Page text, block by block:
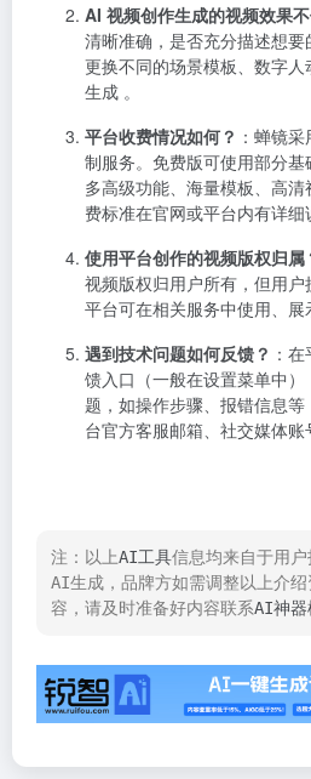
AI 视频创作生成的视频效果
清晰准确，是否充分描述想
更换不同的场景模板、数字
生成 。
平台收费情况如何？ ：蝉镜
制服务。免费版可使用部分
多高级功能、海量模板、高
费标准在官网或平台内有详细
使用平台创作的视频版权归属
视频版权归用户所有，但用户
平台可在相关服务中使用、展
遇到技术问题如何反馈？ ：
馈入口（一般在设置菜单中
题，如操作步骤、报错信息
台官方客服邮箱、社交媒体账
注：以上AI工具信息均来自于用
AI生成，品牌方如需调整以上介
容，请及时准备好内容联系AI神器